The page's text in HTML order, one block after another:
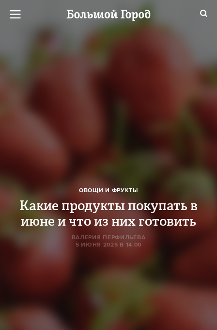
ОВОЩИ И ФРУКТЫ
Какие продукты покупать в
июне и что из них готовить
ВАЛЕРИЯ ПЕРФИЛЬЕВА
5 ИЮНЯ 2025 В 14:00